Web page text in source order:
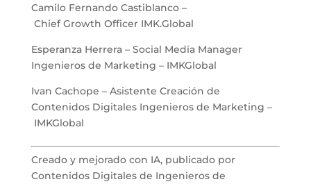
Camilo Fernando Castiblanco –
Chief Growth Officer IMK.Global
Esperanza Herrera – Social Media Manager
Ingenieros de Marketing – IMKGlobal
Ivan Cachope – Asistente Creación de
Contenidos Digitales Ingenieros de Marketing –
IMKGlobal
Creado y mejorado con IA, publicado por
Contenidos Digitales de Ingenieros de